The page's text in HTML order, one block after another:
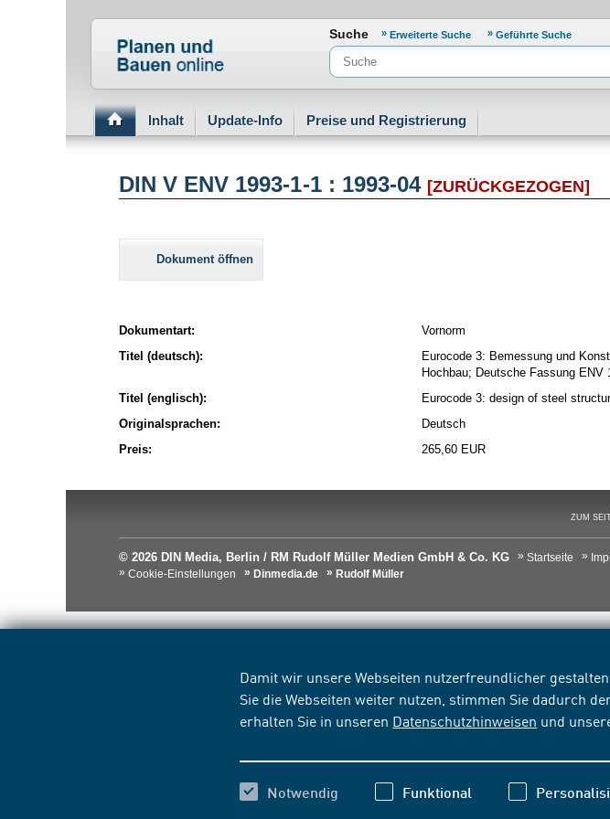
Damit wir unsere Webseiten nutzerfreundlicher
Sie die Webseiten weiter nutzen, stimmen Sie dadurch
erhalten Sie in unseren Datenschutzhinweisen und
Notwendig Funktional
Normenportal Barrierefreiheit
Suche Erweiterte Suche Geführte Suche
Inhalt Update-Info Preise und Registrierung
DIN V ENV 1993-1-1 : 1993-04 [ZURÜCKGEZOGEN]
Dokument öffnen
Dokumentart:
Vornorm
Titel (deutsch):
Eurocode 3: Bemessung und
Hochbau; Deutsche Fassung ENV
Titel (englisch):
Eurocode 3: design of steel
Originalsprachen:
Deutsch
Preis:
265,60 EUR
ZUM
© 2026 DIN Media, Berlin / RM Rudolf Müller Medien GmbH & Co. KG Startseite
Cookie-Einstellungen
Dinmedia.de Rudolf Müller